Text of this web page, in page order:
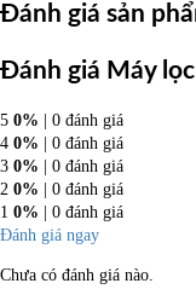
Đánh giá sản
Đánh giá Máy
5 0% | 0 đánh giá
4 0% | 0 đánh giá
3 0% | 0 đánh giá
2 0% | 0 đánh giá
1 0% | 0 đánh giá
Đánh giá ngay
Chưa có đánh giá nào.